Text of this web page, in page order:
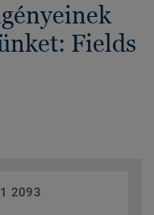
Fields
2093